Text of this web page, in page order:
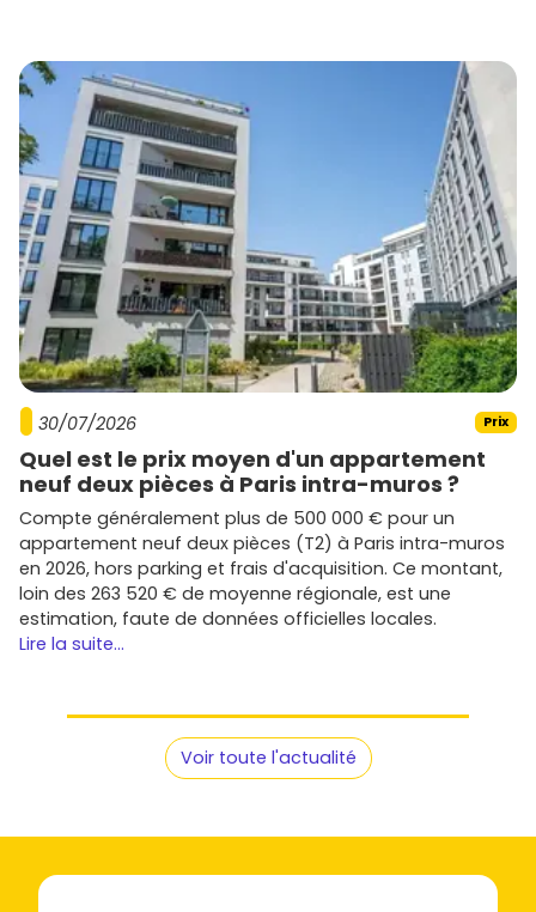
30/07/2026 Prix
Quel est le prix moyen d'un appartement
neuf deux pièces à Paris intra-muros ?
Compte généralement plus de 500 000 € pour un
appartement neuf deux pièces (T2) à Paris intra-muros
en 2026, hors parking et frais d'acquisition. Ce montant,
loin des 263 520 € de moyenne régionale, est une
estimation, faute de données officielles locales.
Lire la suite...
Voir toute l'actualité